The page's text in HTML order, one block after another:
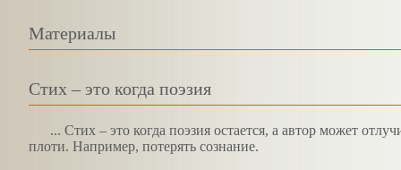
Материалы
Стих – это когда поэзия
... Стих – это когда поэзия остается, а автор может
плоти. Например, потерять сознание.